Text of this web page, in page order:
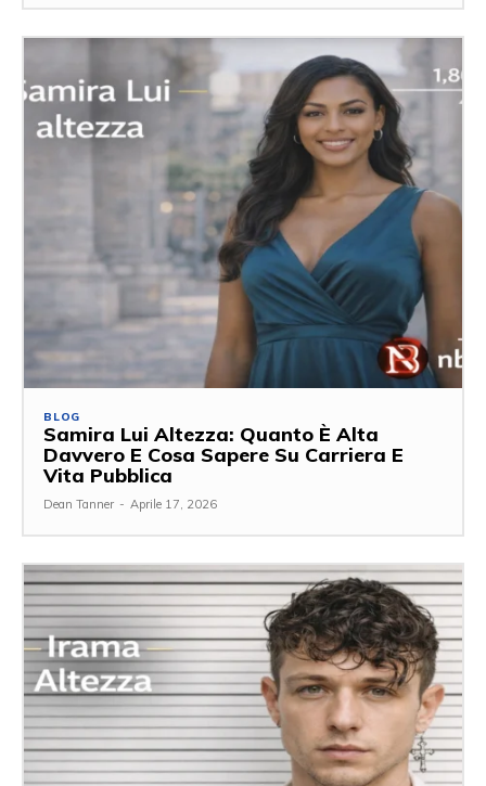
BLOG
Samira Lui Altezza: Quanto È Alta
Davvero E Cosa Sapere Su Carriera E
Vita Pubblica
Dean Tanner - Aprile 17, 2026